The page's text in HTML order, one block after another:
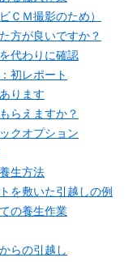
ＣＭ撮影のため）
方が良いですか？
代わりに確認
初レポート
ります
らえますか？
クオプション
生方法
を敷いた引越しの例
の養生作業
らの引越し